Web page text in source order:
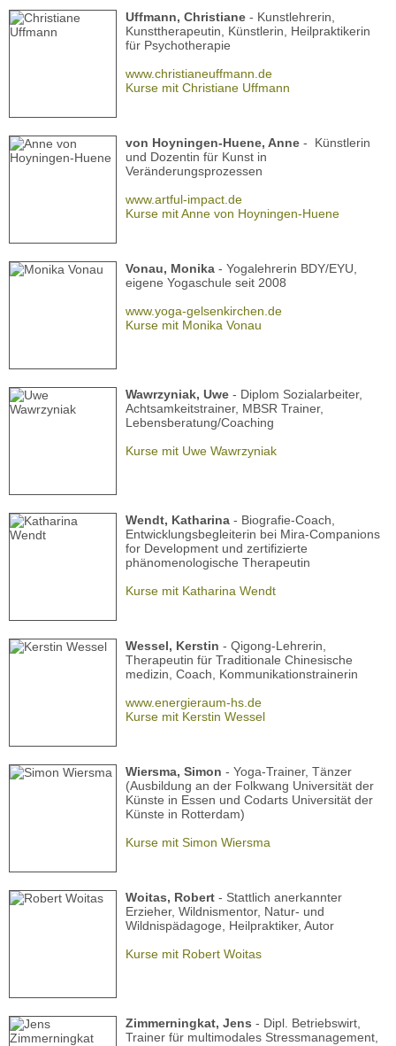
Uffmann, Christiane - Kunstlehrerin,
Kunsttherapeutin, Künstlerin, Heilpraktikerin
für Psychotherapie
www.christianeuffmann.de
Kurse mit Christiane Uffmann
von Hoyningen-Huene, Anne - Künstlerin
und Dozentin für Kunst in
Veränderungsprozessen
www.artful-impact.de
Kurse mit Anne von Hoyningen-Huene
Vonau, Monika - Yogalehrerin BDY/EYU,
eigene Yogaschule seit 2008
www.yoga-gelsenkirchen.de
Kurse mit Monika Vonau
Wawrzyniak, Uwe - Diplom Sozialarbeiter,
Achtsamkeitstrainer, MBSR Trainer,
Lebensberatung/Coaching
Kurse mit Uwe Wawrzyniak
Wendt, Katharina - Biografie-Coach,
Entwicklungsbegleiterin bei Mira-Companions
for Development und zertifizierte
phänomenologische Therapeutin
Kurse mit Katharina Wendt
Wessel, Kerstin - Qigong-Lehrerin,
Therapeutin für Traditionale Chinesische
medizin, Coach, Kommunikationstrainerin
www.energieraum-hs.de
Kurse mit Kerstin Wessel
Wiersma, Simon - Yoga-Trainer, Tänzer
(Ausbildung an der Folkwang Universität der
Künste in Essen und Codarts Universität der
Künste in Rotterdam)
Kurse mit Simon Wiersma
Woitas, Robert - Stattlich anerkannter
Erzieher, Wildnismentor, Natur- und
Wildnispädagoge, Heilpraktiker, Autor
Kurse mit Robert Woitas
Zimmerningkat, Jens - Dipl. Betriebswirt,
Trainer für multimodales Stressmanagement,